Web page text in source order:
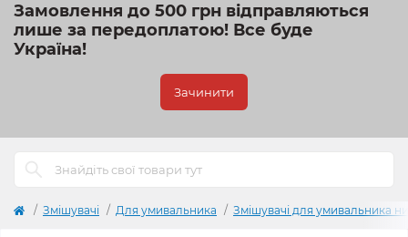
Замовлення до 500 грн відправляються
лише за передоплатою! Все буде
Україна!
Зачинити
Змішувачі Для умивальника Змішувачі для умивальника